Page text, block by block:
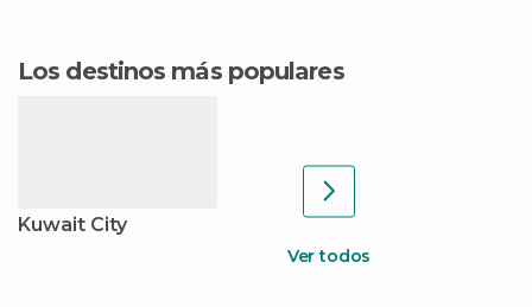
Los destinos más populares
Kuwait City
Ver todos